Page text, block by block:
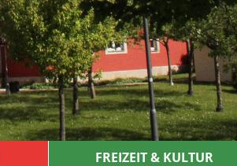
FREIZEIT & KULTUR